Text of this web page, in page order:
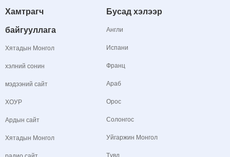
Хамтрагч
байгууллага
Хятадын Монгол
хэлний сонин
мэдээний сайт
ХОУР
Ардын сайт
Хятадын Монгол
Бусад хэлээр
Англи
Испани
Франц
Араб
Орос
Солонгос
Уйгаржин Монгол
Түвд